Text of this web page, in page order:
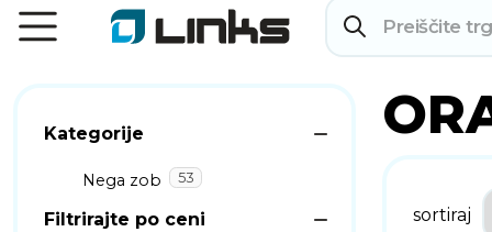
Kategorije
Nega zob 53
Filtrirajte po ceni sortiraj